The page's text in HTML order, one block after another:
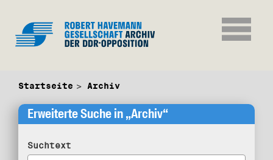
Startseite Archiv
Erweiterte Suche in „Archiv“
Suchtext